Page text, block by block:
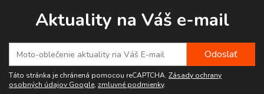
Aktuality na Váš e-mail
Táto stránka je chránená pomocou reCAPTCHA. Zásady ochrany
osobných údajov Google, zmluvné podmienky.